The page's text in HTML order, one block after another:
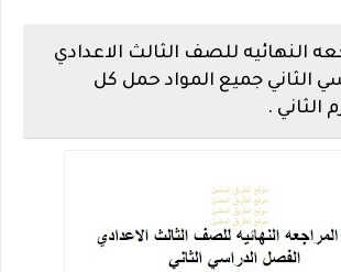
النهائيه للصف الثالث الاعدادي
الثاني جميع المواد حمل كل
الثاني .